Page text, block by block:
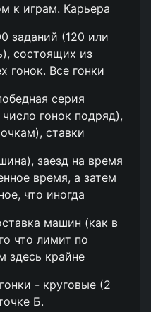
к играм. Карьера
заданий (120 или
состоящих из
гонок. Все гонки
серия
гонок подряд),
ставки
заезд на время
время, а затем
что иногда
машин (как в
что лимит по
здесь крайне
- круговые (2
Б.